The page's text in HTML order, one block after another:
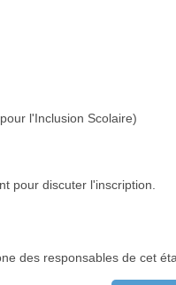
l'Inclusion Scolaire)
pour discuter l'inscription.
des responsables de cet